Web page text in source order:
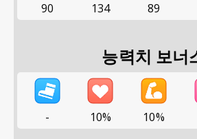
90 134 89
능력치 보너
- 10% 10%